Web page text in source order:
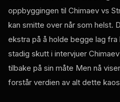
oppbyggingen til Chimaev vs
kan smitte over når som helst.
ekstra på å holde begge lag fra
stadig skutt i intervjuer
tilbake på sin måte Men nå
forstår verdien av alt dette